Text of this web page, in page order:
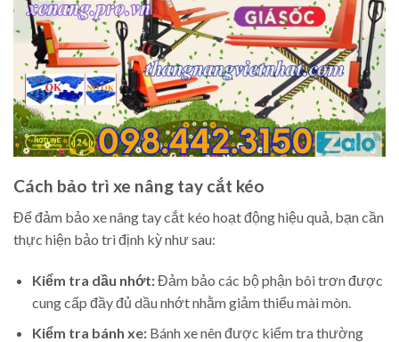
Cách bảo trì xe nâng tay cắt kéo
Để đảm bảo xe nâng tay cắt kéo hoạt động hiệu quả, bạn cần
thực hiện bảo trì định kỳ như sau:
Kiểm tra dầu nhớt:Đảm bảo các bộ phận bôi trơn được
cung cấp đầy đủ dầu nhớt nhằm giảm thiểu mài mòn.
Kiểm tra bánh xe:Bánh xe nên được kiểm tra thường